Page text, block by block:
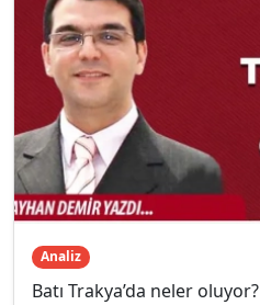
Analiz
Batı Trakya’da neler oluyor?